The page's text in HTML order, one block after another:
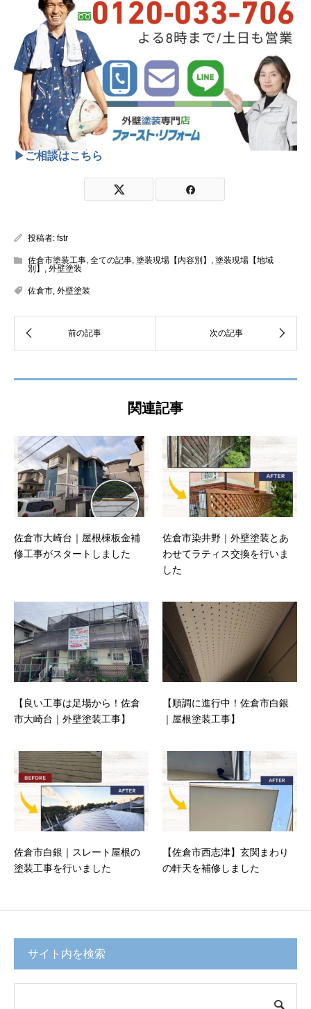
▶ご相談はこちら
投稿者: fstr
佐倉市塗装工事, 全ての記事, 塗装現場【内容別】 , 塗装現場【地域
別】 , 外壁塗装
佐倉市, 外壁塗装
関連記事
佐倉市大崎台｜屋根棟板金補
修工事がスタートしました
佐倉市染井野｜外壁塗装とあ
わせてラティス交換を行いま
した
【良い工事は足場から！佐倉
市大崎台｜外壁塗装工事】
【順調に進行中！佐倉市白銀
｜屋根塗装工事】
佐倉市白銀｜スレート屋根の
塗装工事を行いました
【佐倉市西志津】玄関まわり
の軒天を補修しました
サイト内を検索